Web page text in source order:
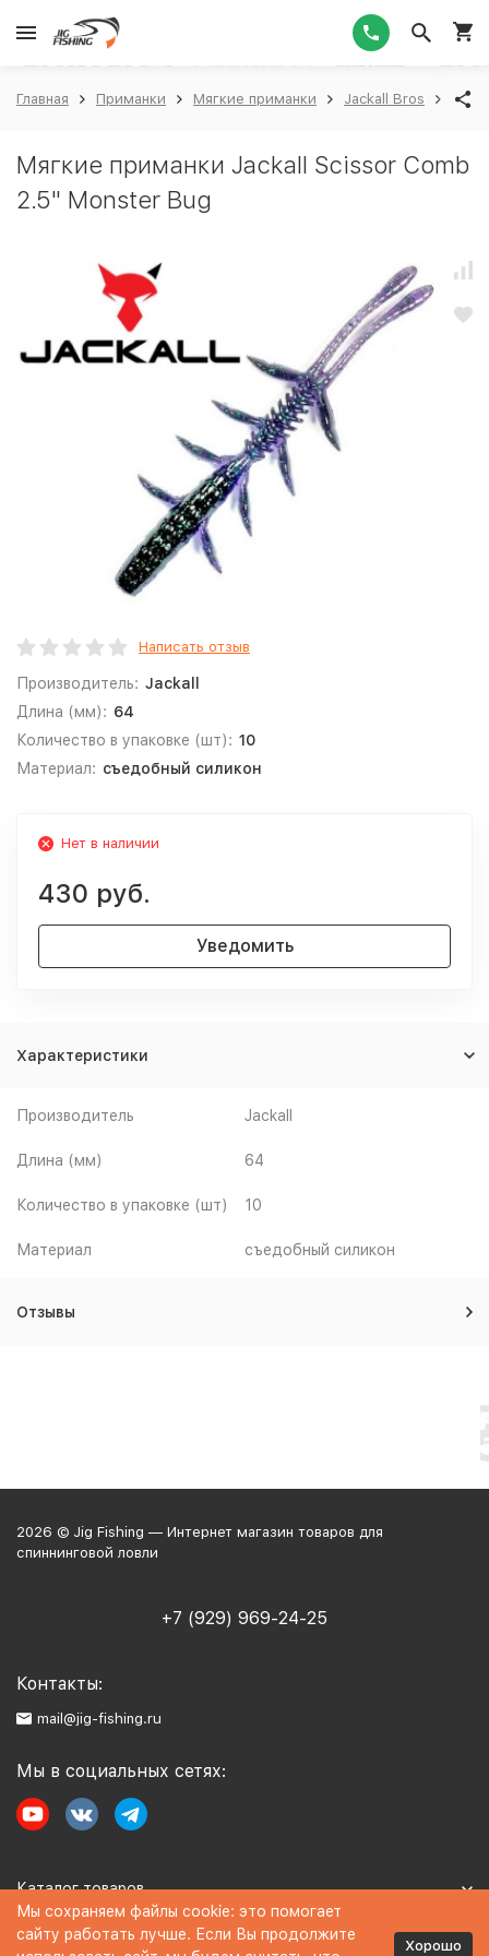
Главная Приманки Мягкие приманки Jackall Bros
Мягкие приманки Jackall Scissor Comb
2.5" Monster Bug
Написать отзыв
Производитель: Jackall
Длина (мм): 64
Количество в упаковке (шт): 10
Материал: съедобный силикон
Нет в наличии
430 руб.
Уведомить
Характеристики
Производитель Jackall
Длина (мм) 64
Количество в упаковке (шт) 10
Материал съедобный силикон
Отзывы
2026 © Jig Fishing — Интернет магазин товаров для
спиннинговой ловли
+7 (929) 969-24-25
Контакты:
mail@jig-fishing.ru
Мы в социальных сетях:
Каталог товаров
Информация
Мы сохраняем файлы cookie: это помогает
сайту работать лучше. Если Вы продолжите
Хорошо